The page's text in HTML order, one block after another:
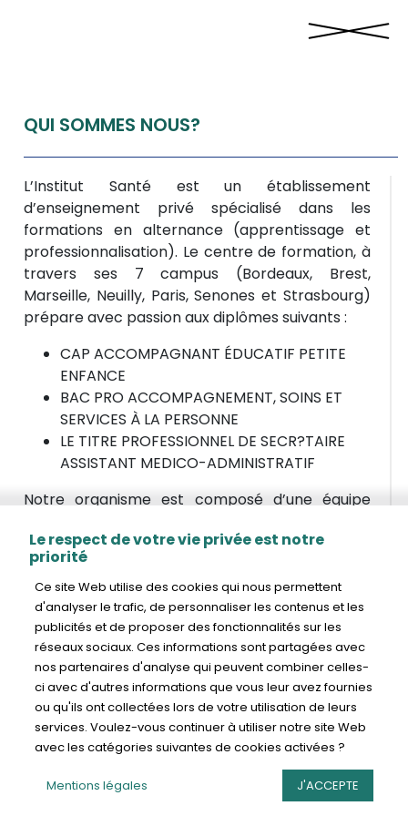
QUI SOMMES NOUS?
L’Institut Santé est un établissement
d’enseignement privé spécialisé dans les
formations en alternance (apprentissage et
professionnalisation). Le centre de formation, à
travers ses 7 campus (Bordeaux, Brest,
Marseille, Neuilly, Paris, Senones et Strasbourg)
prépare avec passion aux diplômes suivants :
CAP ACCOMPAGNANT ÉDUCATIF PETITE
ENFANCE
BAC PRO ACCOMPAGNEMENT, SOINS ET
SERVICES À LA PERSONNE
LE TITRE PROFESSIONNEL DE SECR?TAIRE
ASSISTANT MEDICO-ADMINISTRATIF
Notre organisme est composé d’une équipe
passionnée et préoccupée par la réussite de
nos apprenants. La renommée de notre institut
s’est faite à travers notre engagement à
valoriser le potentiel de chacun et à privilégier
tout au long de la formation le respect des
valeurs humaines.
Nous mettons en lumière les progrès et les
compétences de chaque étudiant avec un suivi
pédagogique personnalisé et singulier. Notre
ambition est de former des professionnels
engagés et responsables. Notre établissement
représente un tremplin pour les personnes
1/3
SE FORMER ET
CONSTRUIRE SON
AVENIR !
Nous mettons tout en œuvre pour
développer votre potentiel et acquérir les
compétences nécessaires à votre réussite.
Le respect de votre vie privée est notre
priorité
Ce site Web utilise des cookies qui nous permettent
d'analyser le trafic, de personnaliser les contenus et les
publicités et de proposer des fonctionnalités sur les
réseaux sociaux. Ces informations sont partagées avec
nos partenaires d'analyse qui peuvent combiner celles-
ci avec d'autres informations que vous leur avez fournies
ou qu'ils ont collectées lors de votre utilisation de leurs
services. Voulez-vous continuer à utiliser notre site Web
avec les catégories suivantes de cookies activées ?
Mentions légales J'ACCEPTE